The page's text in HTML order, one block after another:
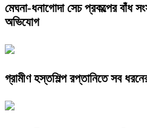
মেঘনা-ধনাগোদা সেচ প্রকল্পের বাঁধ
অভিযোগ
গ্রামীণ হস্তশিল্প রপ্তানিতে সব